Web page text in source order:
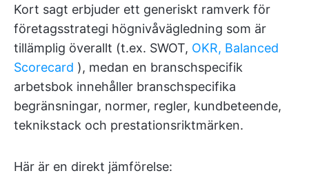
Kort sagt erbjuder ett generiskt ramverk för
företagsstrategi högnivåvägledning som är
tillämplig överallt (t.ex. SWOT, OKR, Balanced
Scorecard ), medan en branschspecifik
arbetsbok innehåller branschspecifika
begränsningar, normer, regler, kundbeteende,
teknikstack och prestationsriktmärken.
Här är en direkt jämförelse: